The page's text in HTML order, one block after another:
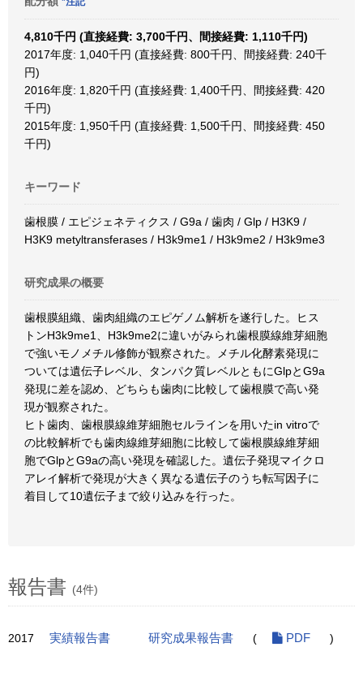
4,810千円 (直接経費: 3,700千円、間接経費: 1,110千円)
2017年度: 1,040千円 (直接経費: 800千円、間接経費: 240千
円)
2016年度: 1,820千円 (直接経費: 1,400千円、間接経費: 420
千円)
2015年度: 1,950千円 (直接経費: 1,500千円、間接経費: 450
千円)
キーワード
歯根膜 / エピジェネティクス / G9a / 歯肉 / Glp / H3K9 /
H3K9 metyltransferases / H3k9me1 / H3k9me2 / H3k9me3
研究成果の概要
歯根膜組織、歯肉組織のエピゲノム解析を遂行した。ヒス
トンH3k9me1、H3k9me2に違いがみられ歯根膜線維芽細胞
で強いモノメチル修飾が観察された。メチル化酵素発現に
ついては遺伝子レベル、タンパク質レベルともにGlpとG9a
発現に差を認め、どちらも歯肉に比較して歯根膜で高い発
現が観察された。
ヒト歯肉、歯根膜線維芽細胞セルラインを用いたin vitroで
の比較解析でも歯肉線維芽細胞に比較して歯根膜線維芽細
胞でGlpとG9aの高い発現を確認した。遺伝子発現マイクロ
アレイ解析で発現が大きく異なる遺伝子のうち転写因子に
着目して10遺伝子まで絞り込みを行った。
報告書 (4件)
2017 実績報告書 研究成果報告書 ( PDF )